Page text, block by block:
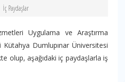
İç Paydaşlar
Uygulama ve Araştırma
Dumlupınar Üniversitesi
olup, aşağıdaki iç paydaşlarla iş